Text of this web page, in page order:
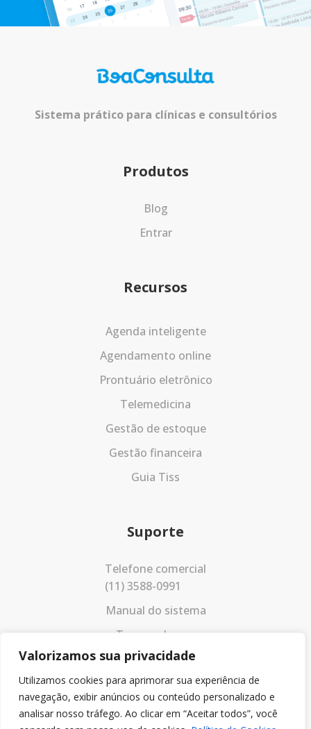
Valorizamos sua privacidade
Utilizamos cookies para aprimorar sua experiência de
navegação, exibir anúncios ou conteúdo personalizado e
analisar nosso tráfego. Ao clicar em “Aceitar todos”, você
Sistema prático para clínicas e consultórios
Produtos
Blog
Entrar
Recursos
Agenda inteligente
Agendamento online
Prontuário eletrônico
Telemedicina
Gestão de estoque
Gestão financeira
Guia Tiss
Suporte
Telefone comercial
(11) 3588-0991
Manual do sistema
Termos de uso
Política de privacidade